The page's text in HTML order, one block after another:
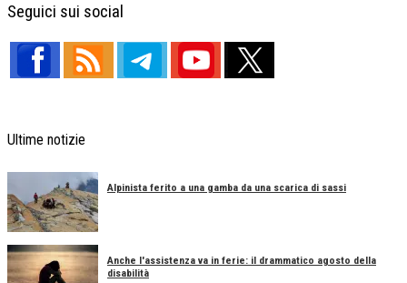
Seguici sui social
Ultime notizie
Alpinista ferito a una gamba da una scarica di sassi
Anche l'assistenza va in ferie: il drammatico agosto della
disabilità